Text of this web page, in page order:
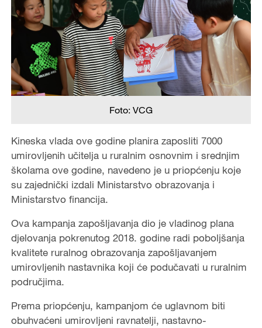
Foto: VCG
Kineska vlada ove godine planira zaposliti 7000
umirovljenih učitelja u ruralnim osnovnim i srednjim
školama ove godine, navedeno je u priopćenju koje
su zajednički izdali Ministarstvo obrazovanja i
Ministarstvo financija.
Ova kampanja zapošljavanja dio je vladinog plana
djelovanja pokrenutog 2018. godine radi poboljšanja
kvalitete ruralnog obrazovanja zapošljavanjem
umirovljenih nastavnika koji će podučavati u ruralnim
područjima.
Prema priopćenju, kampanjom će uglavnom biti
obuhvaćeni umirovljeni ravnatelji, nastavno-